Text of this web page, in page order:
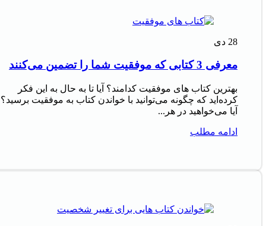
28 دی
معرفی 3 کتابی که موفقیت شما را تضمین می‌کنند
بهترین کتاب های موفقیت کدامند؟ آیا تا به حال به این فکر
کرده‌اید که چگونه می‌توانید با خواندن کتاب به موفقیت برسید؟
آیا می‌خواهید در هر...
ادامه مطلب